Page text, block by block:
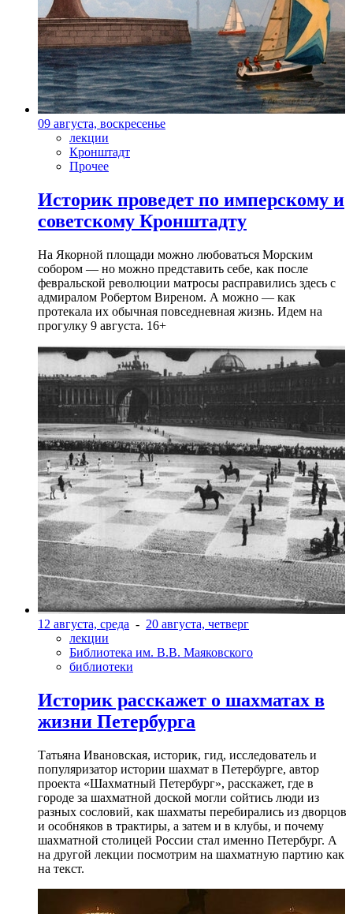
09 августа, воскресенье
лекции
Кронштадт
Прочее
Историк проведет по имперскому и
советскому Кронштадту
На Якорной площади можно любоваться Морским
собором — но можно представить себе, как после
февральской революции матросы расправились здесь с
адмиралом Робертом Виреном. А можно — как
протекала их обычная повседневная жизнь. Идем на
прогулку 9 августа. 16+
12 августа, среда - 20 августа, четверг
лекции
Библиотека им. В.В. Маяковского
библиотеки
Историк расскажет о шахматах в
жизни Петербурга
Татьяна Ивановская, историк, гид, исследователь и
популяризатор истории шахмат в Петербурге, автор
проекта «Шахматный Петербург», расскажет, где в
городе за шахматной доской могли сойтись люди из
разных сословий, как шахматы перебирались из дворцов
и особняков в трактиры, а затем и в клубы, и почему
шахматной столицей России стал именно Петербург. А
на другой лекции посмотрим на шахматную партию как
на текст.